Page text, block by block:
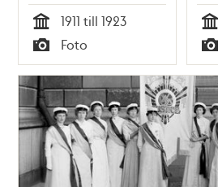
Tid
1911 till 1923
Typ
Foto Tid
Typ